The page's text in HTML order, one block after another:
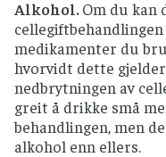
eksempel
fordel maten i
bokser.
Mat som
mulig og
men husk at
Alkohol.Om du kan
medikamenter du
hvorvidt dette
nedbrytningen av
greit å drikke små
behandlingen, men
alkohol enn ellers.